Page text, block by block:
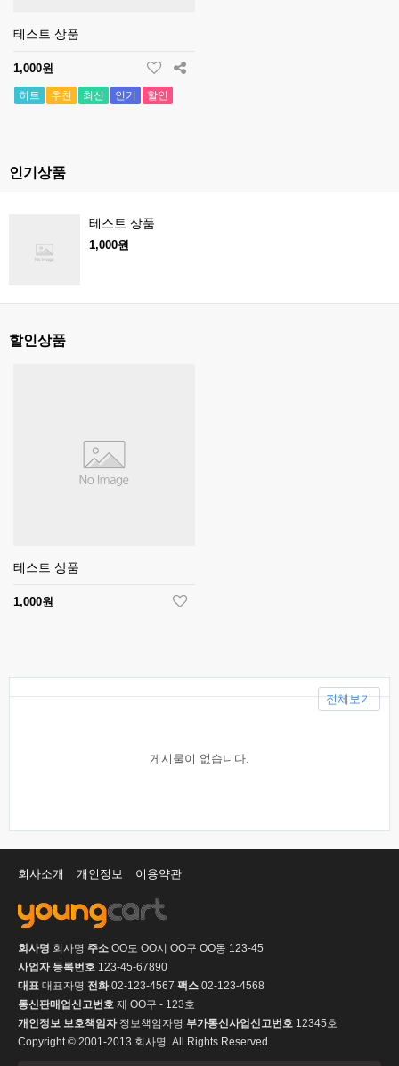
테스트 상품
1,000원
히트 추천 최신 인기 할인
인기상품
테스트 상품
1,000원
할인상품
테스트 상품
1,000원
게시물이 없습니다.
전체보기
회사소개 개인정보 이용약관
회사명 회사명 주소 OO도 OO시 OO구 OO동 123-45
사업자 등록번호 123-45-67890
대표 대표자명 전화02-123-4567 팩스 02-123-4568
통신판매업신고번호 제 OO구 - 123호
개인정보 보호책임자정보책임자명 부가통신사업신고번호 12345호
Copyright © 2001-2013 회사명. All Rights Reserved.